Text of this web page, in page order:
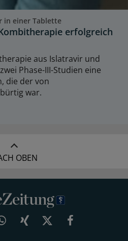
in einer Tablette
erfolgreich
aus Islatravir und
Phase-III-Studien eine
die der von
war.
OBEN